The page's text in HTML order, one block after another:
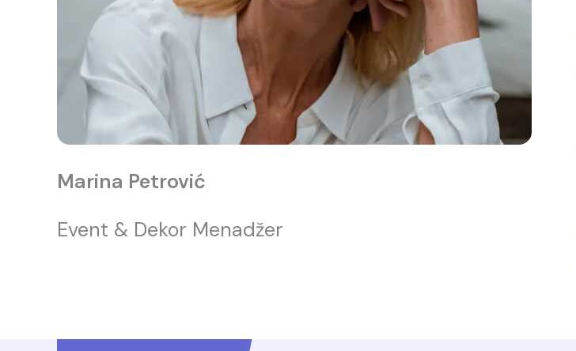
Marina Petrović
Event & Dekor Menadžer